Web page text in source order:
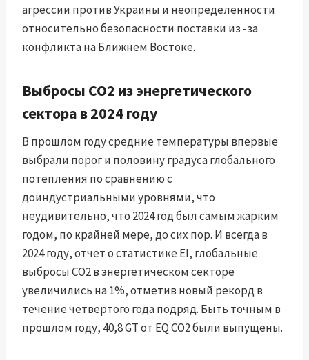
агрессии против Украины и неопределенности
относительно безопасности поставки из -за
конфликта на Ближнем Востоке.
Выбросы CO2 из энергетического
сектора в 2024 году
В прошлом году средние температуры впервые
выбрали порог и половину градуса глобального
потепления по сравнению с
доиндустриальными уровнями, что
неудивительно, что 2024 год был самым жарким
годом, по крайней мере, до сих пор. И всегда в
2024 году, отчет о статистике EI, глобальные
выбросы CO2 в энергетическом секторе
увеличились на 1%, отметив новый рекорд в
течение четвертого года подряд. Быть точным в
прошлом году, 40,8 GT от EQ CO2 были выпущены.